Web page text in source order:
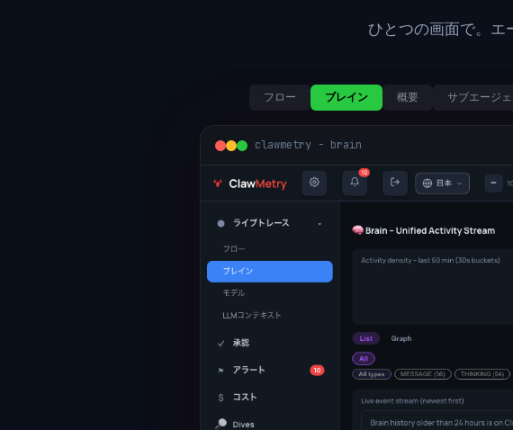
ひとつの画面で。エ
フロー ブレイン 概要 サブエージェ
clawmetry - brain